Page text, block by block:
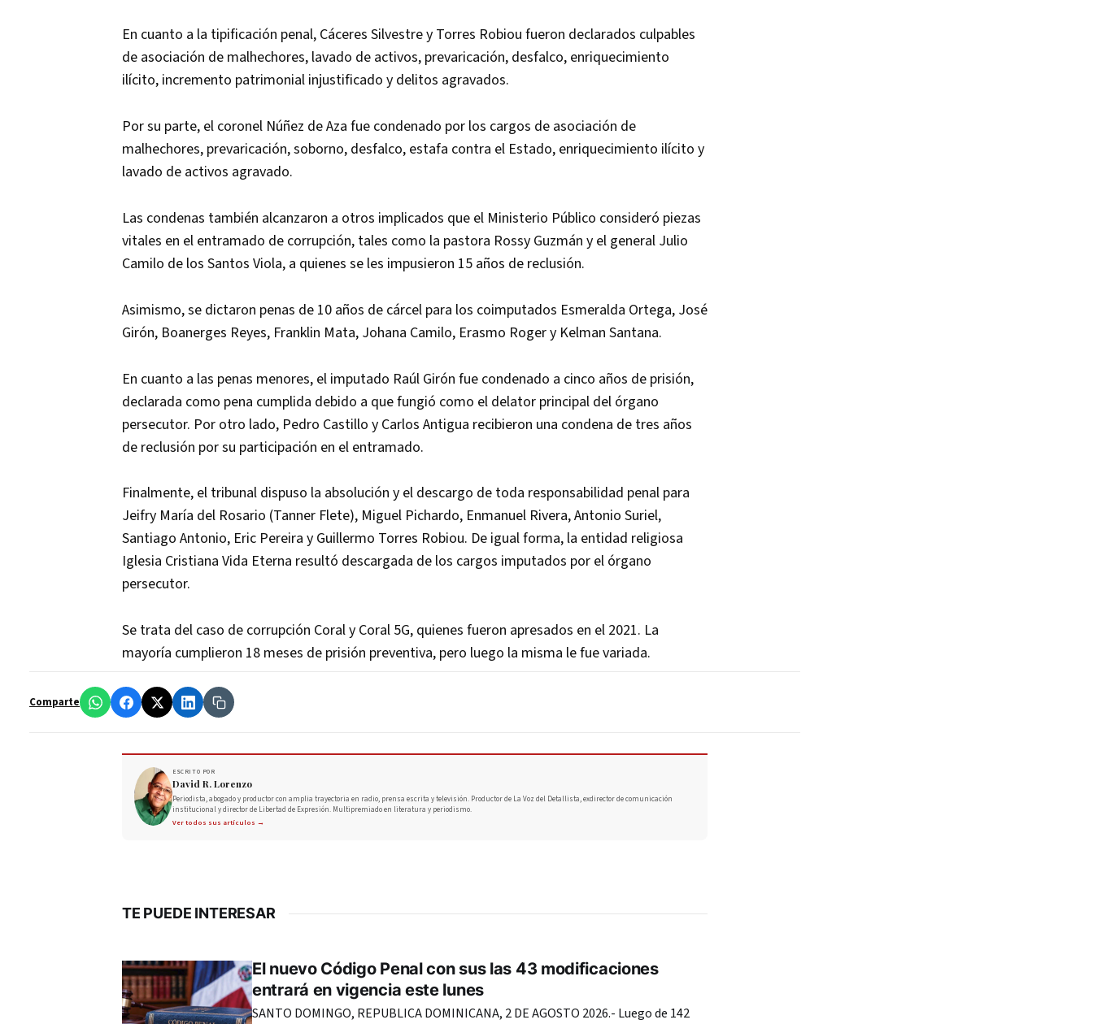
En cuanto a la tipificación penal, Cáceres Silvestre y Torres Robiou fueron declarados culpables
de asociación de malhechores, lavado de activos, prevaricación, desfalco, enriquecimiento
ilícito, incremento patrimonial injustificado y delitos agravados.
Por su parte, el coronel Núñez de Aza fue condenado por los cargos de asociación de
malhechores, prevaricación, soborno, desfalco, estafa contra el Estado, enriquecimiento ilícito y
lavado de activos agravado.
Las condenas también alcanzaron a otros implicados que el Ministerio Público consideró piezas
vitales en el entramado de corrupción, tales como la pastora Rossy Guzmán y el general Julio
Camilo de los Santos Viola, a quienes se les impusieron 15 años de reclusión.
Asimismo, se dictaron penas de 10 años de cárcel para los coimputados Esmeralda Ortega, José
Girón, Boanerges Reyes, Franklin Mata, Johana Camilo, Erasmo Roger y Kelman Santana.
En cuanto a las penas menores, el imputado Raúl Girón fue condenado a cinco años de prisión,
declarada como pena cumplida debido a que fungió como el delator principal del órgano
persecutor. Por otro lado, Pedro Castillo y Carlos Antigua recibieron una condena de tres años
de reclusión por su participación en el entramado.
Finalmente, el tribunal dispuso la absolución y el descargo de toda responsabilidad penal para
Jeifry María del Rosario (Tanner Flete), Miguel Pichardo, Enmanuel Rivera, Antonio Suriel,
Santiago Antonio, Eric Pereira y Guillermo Torres Robiou. De igual forma, la entidad religiosa
Iglesia Cristiana Vida Eterna resultó descargada de los cargos imputados por el órgano
persecutor.
Se trata del caso de corrupción Coral y Coral 5G, quienes fueron apresados en el 2021. La
mayoría cumplieron 18 meses de prisión preventiva, pero luego la misma le fue variada.
Comparte
ESCRITO POR
David R. Lorenzo
Periodista, abogado y productor con amplia trayectoria en radio, prensa escrita y televisión. Productor de La Voz del Detallista, exdirector de comunicación
institucional y director de Libertad de Expresión. Multipremiado en literatura y periodismo.
Ver todos sus artículos →
TE PUEDE INTERESAR
El nuevo Código Penal con sus las 43 modificaciones
entrará en vigencia este lunes
SANTO DOMINGO, REPUBLICA DOMINICANA, 2 DE AGOSTO 2026.- Luego de 142